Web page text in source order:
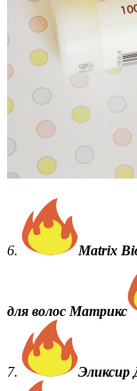
6. Matrix
для волос Матрикс
7. Эликсир